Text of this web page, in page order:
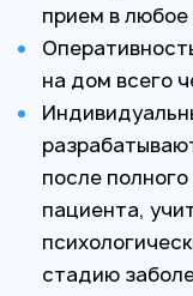
прием в любое
на дом всего
после
пациента,
стадию